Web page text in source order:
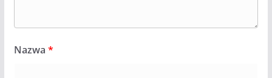
Nazwa *